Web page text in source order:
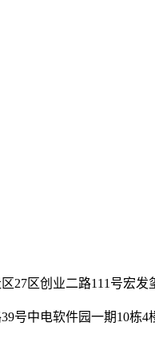
27区创业二路111号宏发
号中电软件园一期10栋4